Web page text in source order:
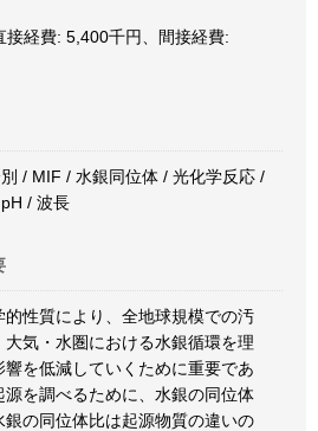
経費: 5,400千円、間接経費:
/ MIF / 水銀同位体 / 光化学反応 /
/ 波長
性質により、全地球規模での汚
気・水圏における水銀循環を理
を低減していくために重要であ
を調べるために、水銀の同位体
銀の同位体比は起源物質の違いの